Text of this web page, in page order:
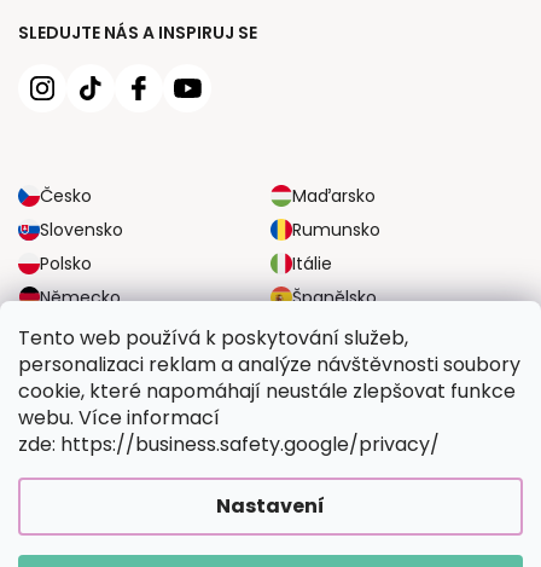
Tento web používá k poskytování služeb,
personalizaci reklam a analýze návštěvnosti soubory
cookie, které napomáhají neustále zlepšovat funkce
webu. Více informací
zde: https://business.safety.google/privacy/
Nastavení
SLEDUJTE NÁS A INSPIRUJ SE
Česko
Maďarsko
Slovensko
Rumunsko
Polsko
Itálie
Německo
Španělsko
Velká Británie
Rakousko
SPOLEHLIVÉ MOŽNOSTI DOPRAVY
BEZPEČNÉ MOŽNOSTI PLATBY